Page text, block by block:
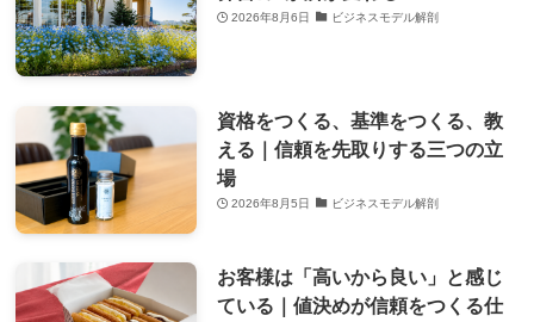
2026年8月6日 ビジネスモデル解剖
資格をつくる、基準をつくる、教
える｜信頼を先取りする三つの立
場
2026年8月5日 ビジネスモデル解剖
お客様は「高いから良い」と感じ
ている｜値決めが信頼をつくる仕